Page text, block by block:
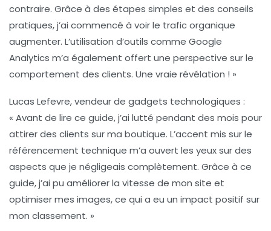
contraire. Grâce à des étapes simples et des conseils
pratiques, j’ai commencé à voir le trafic organique
augmenter. L’utilisation d’outils comme Google
Analytics m’a également offert une perspective sur le
comportement des clients. Une vraie révélation ! »
Lucas Lefevre, vendeur de gadgets technologiques :
« Avant de lire ce guide, j’ai lutté pendant des mois pour
attirer des clients sur ma boutique. L’accent mis sur le
référencement technique m’a ouvert les yeux sur des
aspects que je négligeais complètement. Grâce à ce
guide, j’ai pu améliorer la vitesse de mon site et
optimiser mes images, ce qui a eu un impact positif sur
mon classement. »